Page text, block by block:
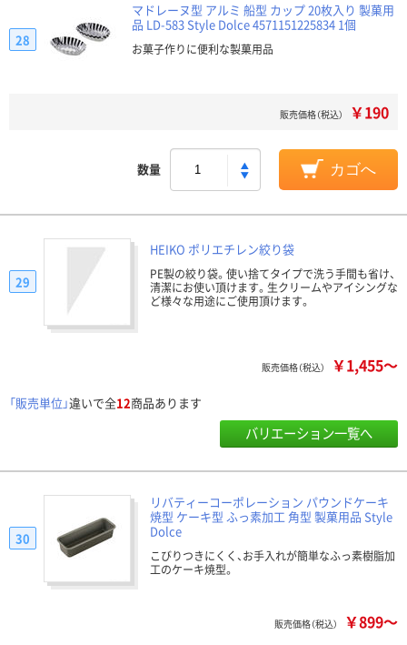
マドレーヌ型 アルミ 船型 カップ 20枚入り 製菓用
品 LD-583 Style Dolce 4571151225834 1個
お菓子作りに便利な製菓用品
28
販売価格（税込） ￥190
数量 カゴへ
HEIKO ポリエチレン絞り袋
PE製の絞り袋。使い捨てタイプで洗う手間も省け、
清潔にお使い頂けます。生クリームやアイシングな
ど様々な用途にご使用頂けます。
29
販売価格（税込） ￥1,455～
「販売単位」違いで全12商品あります
バリエーション一覧へ
リバティーコーポレーション パウンドケーキ
焼型 ケーキ型 ふっ素加工 角型 製菓用品 Style
Dolce
こびりつきにくく、お手入れが簡単なふっ素樹脂加
工のケーキ焼型。
30
販売価格（税込） ￥899～